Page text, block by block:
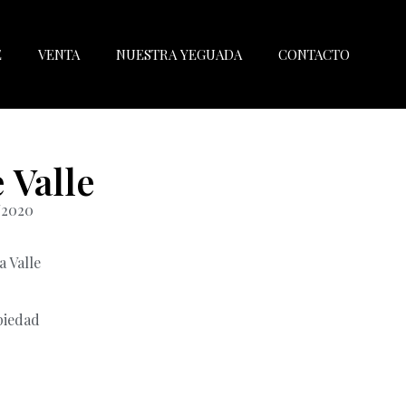
VENTA NUESTRA YEGUADA CONTACTO
Valle
Valle